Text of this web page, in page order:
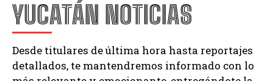
YUCATÁN NOTICIAS
Desde titulares de última hora hasta reportajes
detallados, te mantendremos informado con lo